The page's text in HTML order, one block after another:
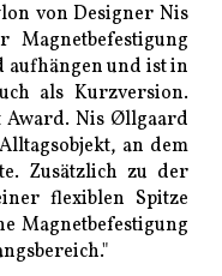
von Designer Nis
aufhängen und ist in
als Kurzversion.
Award. Nis Øllgaard
an dem
Zusätzlich zu der
flexiblen Spitze
Magnetbefestigung